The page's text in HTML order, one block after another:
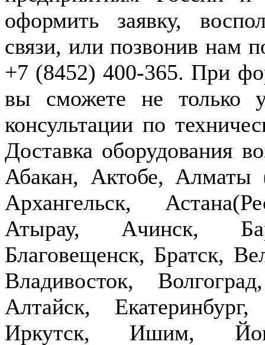
оформить заявку,
связи, или позвонив нам
+7 (8452) 400-365. При
вы сможете не только
консультации по
Доставка оборудования
Абакан, Актобе,
Архангельск,
Атырау, Ачинск,
Благовещенск, Братск,
Владивосток,
Алтайск,
Иркутск, Ишим,